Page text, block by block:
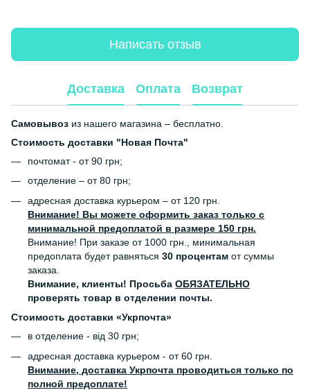
Написать отзыв
Доставка Оплата Возврат
Самовывоз из нашего магазина – бесплатно.
Стоимость доставки "Новая Почта"
почтомат - от 90 грн;
отделение – от 80 грн;
адресная доставка курьером – от 120 грн.
Внимание! Вы можете оформить заказ только с
минимальной предоплатой в размере 150 грн.
Внимание! При заказе от 1000 грн., минимальная
предоплата будет равняться 30 процентам от суммы
заказа.
Внимание, клиенты! Просьба ОБЯЗАТЕЛЬНО
проверять товар в отделении почты.
Стоимость доставки «Укрпочта»
в отделение - від 30 грн;
адресная доставка курьером - от 60 грн.
Внимание, доставка Укрпочта проводиться только по
полной предоплате!